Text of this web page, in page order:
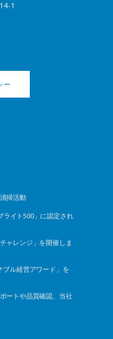
1
ー
掃活動
ライト500」に認定され
ャレンジ」を開催しま
ブル経営アワード」を
ートや品質確認、当社